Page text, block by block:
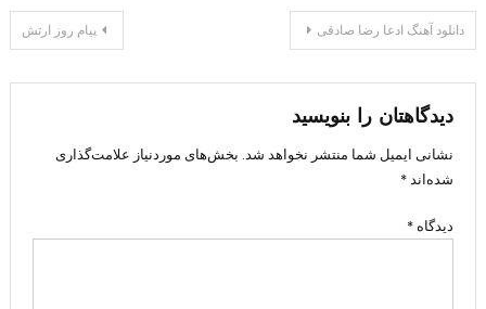
راهبری
نوشته
پیام روز ارتش دانلود آهنگ ادعا رضا صادقی
دیدگاهتان را بنویسید
نشانی ایمیل شما منتشر نخواهد شد. بخش‌های موردنیاز علامت‌گذاری
شده‌اند*
دیدگاه *